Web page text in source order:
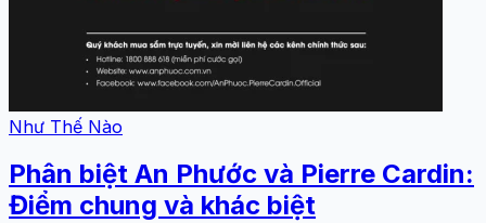
Như Thế Nào
Phân biệt An Phước và Pierre Cardin:
Điểm chung và khác biệt